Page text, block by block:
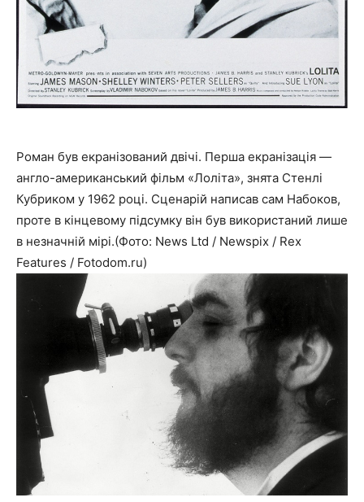
Роман був екранізований двічі. Перша екранізація —
англо-американський фільм «Лоліта», знята Стенлі
Кубриком у 1962 році. Сценарій написав сам Набоков,
проте в кінцевому підсумку він був використаний лише
в незначній мірі.(Фото: News Ltd / Newspix / Rex
Features / Fotodom.ru)